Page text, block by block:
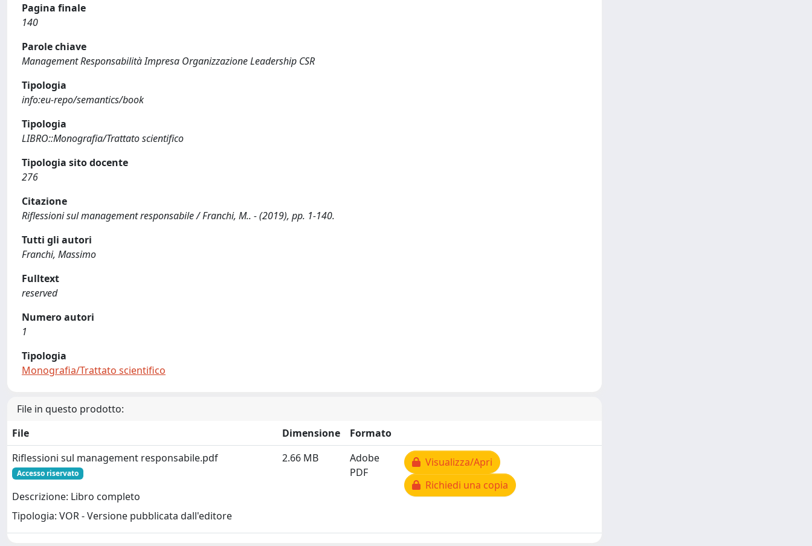
Pagina finale
140
Parole chiave
Management Responsabilità Impresa Organizzazione Leadership CSR
Tipologia
info:eu-repo/semantics/book
Tipologia
LIBRO::Monografia/Trattato scientifico
Tipologia sito docente
276
Citazione
Riflessioni sul management responsabile / Franchi, M.. - (2019), pp. 1-140.
Tutti gli autori
Franchi, Massimo
Fulltext
reserved
Numero autori
1
Tipologia
Monografia/Trattato scientifico
File in questo prodotto:
File
Dimensione
Formato
Riflessioni sul management responsabile.pdf
Accesso riservato
Descrizione: Libro completo
Tipologia: VOR - Versione pubblicata dall'editore
2.66 MB
Adobe
PDF
Visualizza/Apri
Richiedi una copia